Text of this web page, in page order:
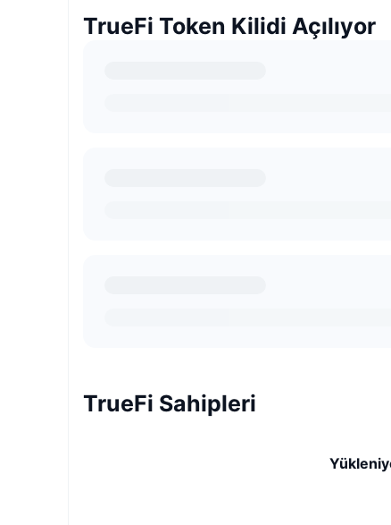
TrueFi Token Kilidi Açılıyor
TrueFi Sahipleri